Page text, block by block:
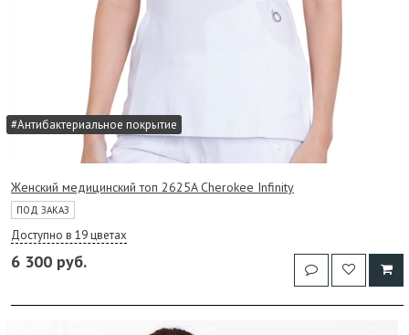
#Антибактериальное покрытие
Женский медицинский топ 2625A Cherokee Infinity
ПОД ЗАКАЗ
Доступно в 19 цветах
6 300 руб.